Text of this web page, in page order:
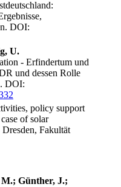
DOI:
U.
- Erfindertum und
und dessen Rolle
DOI:
policy support
of solar
Fakultät
Günther, J.;